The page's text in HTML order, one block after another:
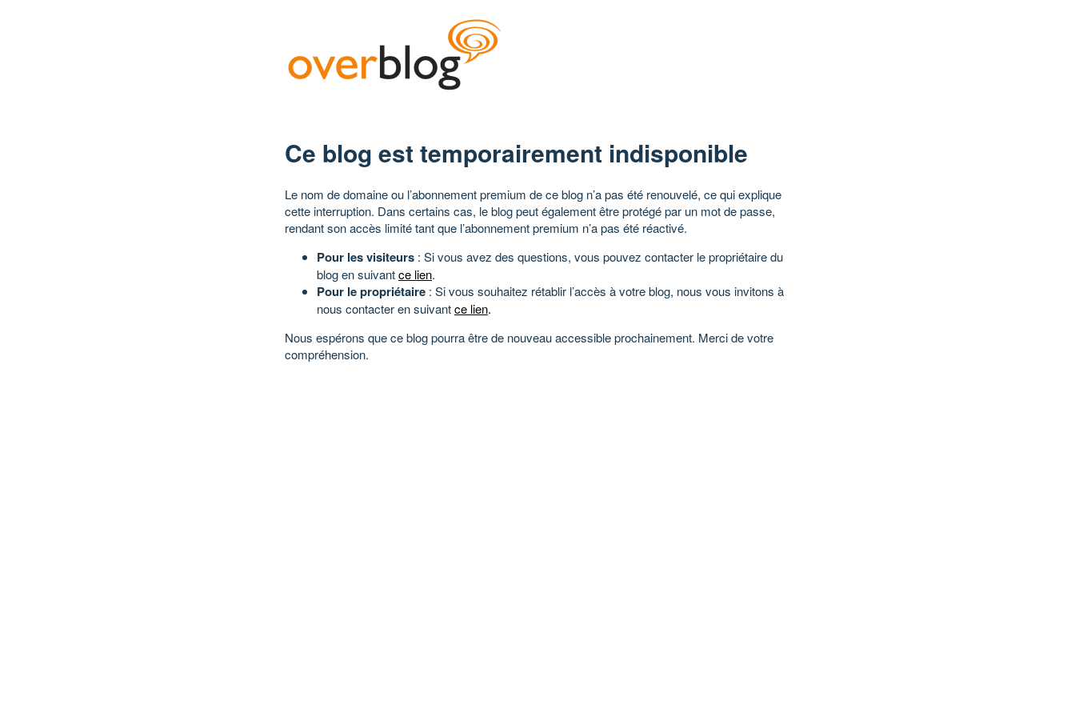
Ce blog est temporairement indisponible
Le nom de domaine ou l’abonnement premium de ce blog n’a pas été renouvelé, ce qui explique
cette interruption. Dans certains cas, le blog peut également être protégé par un mot de passe,
rendant son accès limité tant que l’abonnement premium n’a pas été réactivé.
Pour les visiteurs : Si vous avez des questions, vous pouvez contacter le propriétaire du
blog en suivantce lien.
Pour le propriétaire : Si vous souhaitez rétablir l’accès à votre blog, nous vous invitons à
nous contacter en suivantce lien.
Nous espérons que ce blog pourra être de nouveau accessible prochainement. Merci de votre
compréhension.